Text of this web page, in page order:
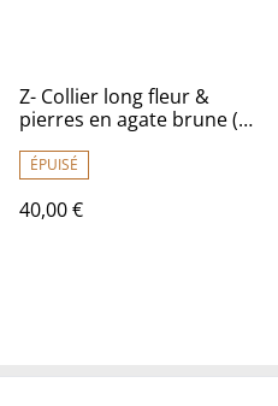
Z- Collier long fleur &
pierres en agate brune (
sur fil de lin réglable
ÉPUISÉ
40,00 €